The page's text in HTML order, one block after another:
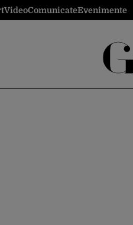
VideoComunicateEvenimente